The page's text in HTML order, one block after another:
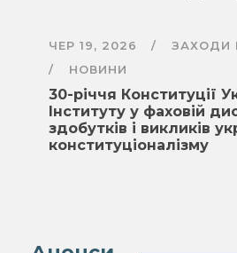
ЧЕР 19, 2026
ЗАХОДИ
НОВИНИ
30-річчя Конституції
Інституту у фаховій
здобутків і викликів
конституціоналізму